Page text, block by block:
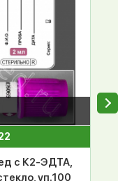
с К2-ЭДТА,
уп.100